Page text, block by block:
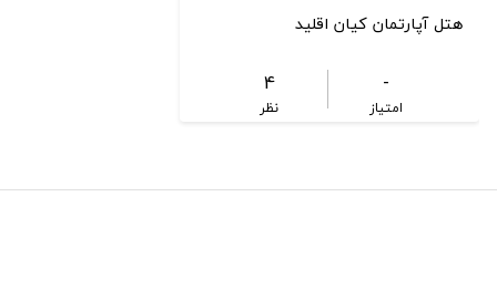
هتل آپارتمان کیان اقلید
-
امتیاز
4
نظر